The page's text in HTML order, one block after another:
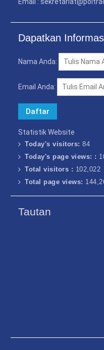
Dapatkan
Nama Anda:
Email Anda:
Statistik Website
Today's visitors:84
Today's page views: :
Total visitors : 102,022
Total page views:
Tautan